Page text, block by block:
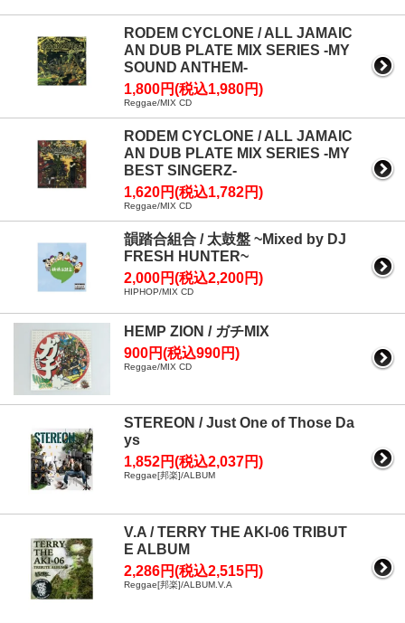
RODEM CYCLONE / ALL JAMAIC
AN DUB PLATE MIX SERIES -MY
SOUND ANTHEM-
1,800円(税込1,980円)
Reggae/MIX CD
RODEM CYCLONE / ALL JAMAIC
AN DUB PLATE MIX SERIES -MY
BEST SINGERZ-
1,620円(税込1,782円)
Reggae/MIX CD
韻踏合組合 / 太鼓盤 ~Mixed by DJ
FRESH HUNTER~
2,000円(税込2,200円)
HIPHOP/MIX CD
HEMP ZION / ガチMIX
900円(税込990円)
Reggae/MIX CD
STEREON / Just One of Those Da
ys
1,852円(税込2,037円)
Reggae[邦楽]/ALBUM
V.A / TERRY THE AKI-06 TRIBUT
E ALBUM
2,286円(税込2,515円)
Reggae[邦楽]/ALBUM.V.A